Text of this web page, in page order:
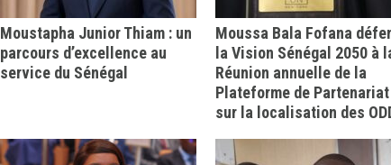
Moustapha Junior Thiam : un
parcours d’excellence au
service du Sénégal
Moussa Bala Fofana
la Vision Sénégal 2050 à
Réunion annuelle de la
Plateforme de Partenariat
sur la localisation des